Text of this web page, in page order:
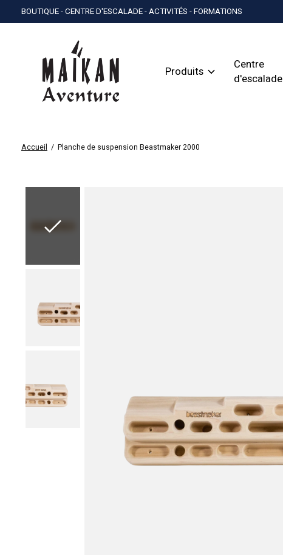
BOUTIQUE - CENTRE D'ESCALADE - ACTIVITÉS - FORMATIONS
Produits
Centre
d'escalade
Accueil / Planche de suspension Beastmaker 2000